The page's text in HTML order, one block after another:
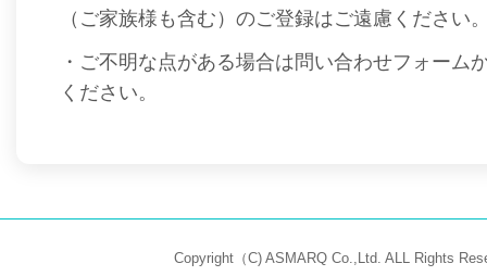
（ご家族様も含む）のご登録はご遠慮ください
・ご不明な点がある場合は問い合わせフォーム
ください。
Copyright（C) ASMARQ Co.,Ltd. ALL Rights